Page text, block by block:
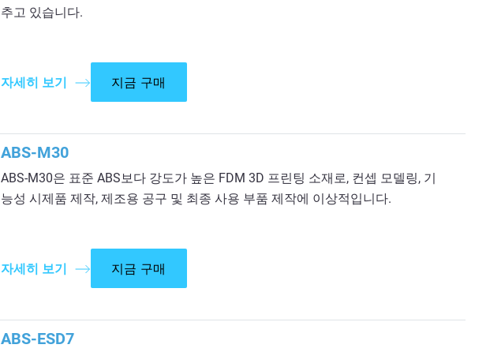
추고 있습니다.
자세히 보기 지금 구매
ABS-M30
ABS-M30은 표준 ABS보다 강도가 높은 FDM 3D 프린팅 소재로, 컨셉 모델링, 기
능성 시제품 제작, 제조용 공구 및 최종 사용 부품 제작에 이상적입니다.
자세히 보기 지금 구매
ABS-ESD7